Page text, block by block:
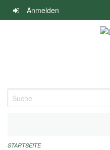
Navigation
überspringen
Anmelden
Suche
ALLGEMEINE INFORMATIONEN
STARTSEITE